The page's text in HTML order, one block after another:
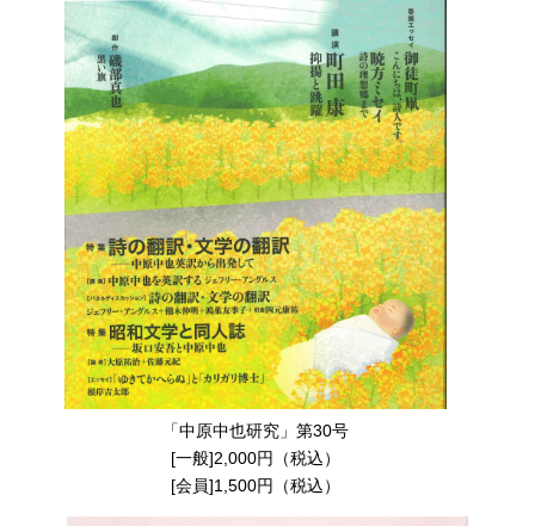
「中原中也研究」第30号
[一般]2,000円（税込）
[会員]1,500円（税込）